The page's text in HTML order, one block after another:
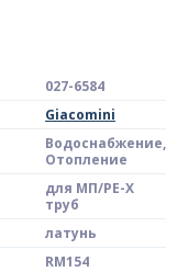
027-6584
Giacomini
Водоснабжение,
Отопление
для МП/PE-X
труб
латунь
RM154